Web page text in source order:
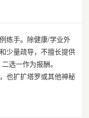
练手。除健康/学业外
少量疏导，不擅长提供
选一作为报酬。
也扩扩塔罗或其他神秘